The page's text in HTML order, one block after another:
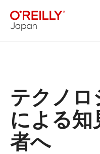
テクノロ
による知
者へ